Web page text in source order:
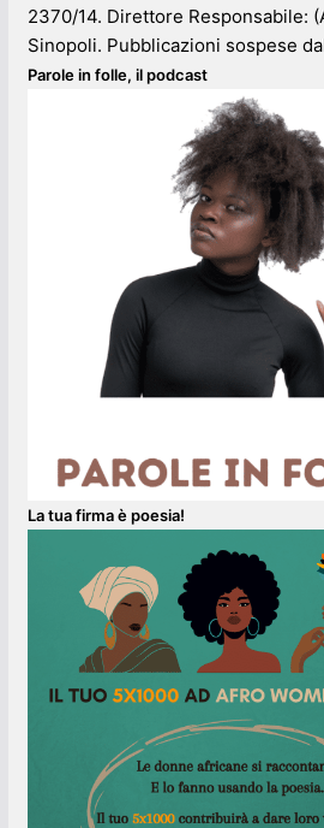
2370/14. Direttore Responsabile:
Sinopoli. Pubblicazioni sospese
Parole in folle, il podcast
La tua firma è poesia!